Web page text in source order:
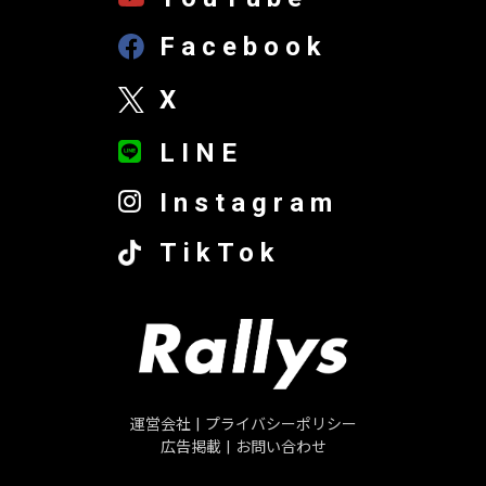
Facebook
X
LINE
Instagram
TikTok
運営会社
プライバシーポリシー
広告掲載
お問い合わせ